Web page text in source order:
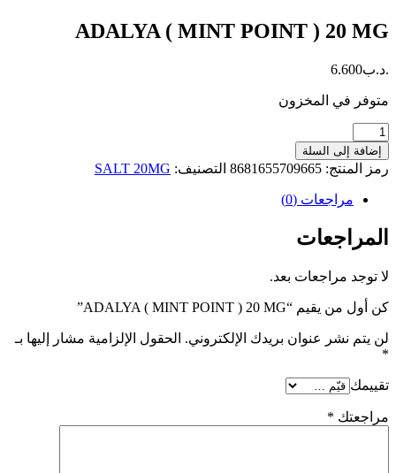
ADALYA ( MINT POINT ) 20 MG
.د.ب6.600
متوفر في المخزون
كمية
ADALYA
(
MINT
20
MG
إضافة إلى السلة
رمز المنتج: 8681655709665 التصنيف: SALT 20MG
مراجعات (0)
المراجعات
لا توجد مراجعات بعد.
كن أول من يقيم “ADALYA ( MINT POINT ) 20 MG”
لن يتم نشر عنوان بريدك الإلكتروني. الحقول الإلزامية مشار إليها بـ
*
تقييمك
مراجعتك *